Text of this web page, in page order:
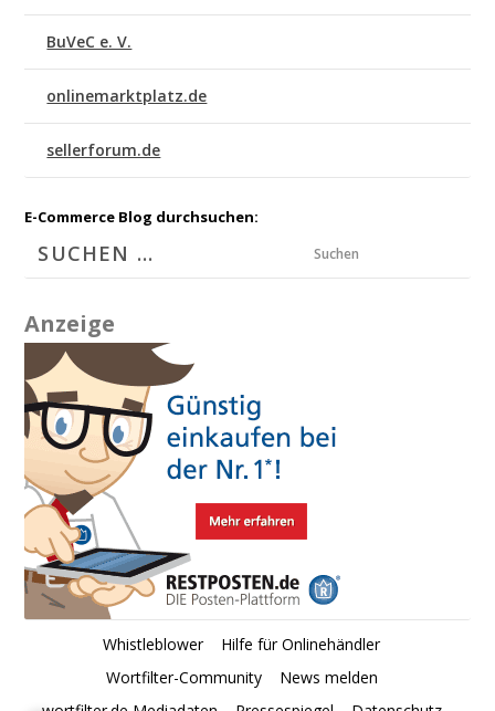
BuVeC e. V.
onlinemarktplatz.de
sellerforum.de
E-Commerce Blog durchsuchen:
Suchen
Anzeige
Whistleblower
Hilfe für Onlinehändler
Wortfilter-Community
News melden